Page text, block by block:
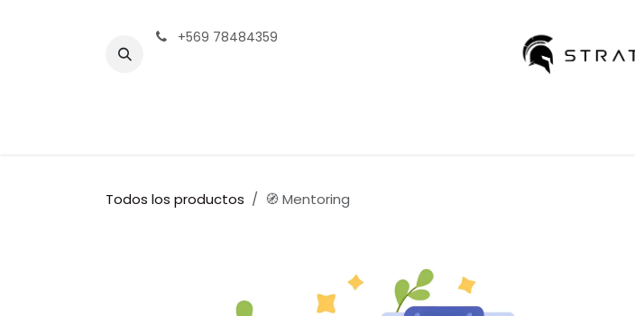
+569 78484359
Todos los productos 🧭 Mentoring